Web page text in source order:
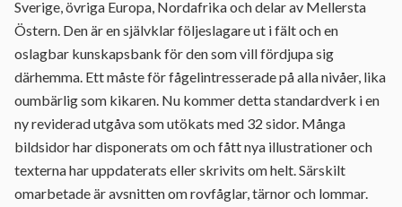
Sverige, övriga Europa, Nordafrika och delar av Mellersta
Östern. Den är en självklar följeslagare ut i fält och en
oslagbar kunskapsbank för den som vill fördjupa sig
därhemma. Ett måste för fågelintresserade på alla nivåer, lika
oumbärlig som kikaren. Nu kommer detta standardverk i en
ny reviderad utgåva som utökats med 32 sidor. Många
bildsidor har disponerats om och fått nya illustrationer och
texterna har uppdaterats eller skrivits om helt. Särskilt
omarbetade är avsnitten om rovfåglar, tärnor och lommar.